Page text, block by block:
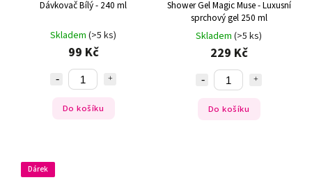
Dávkovač Bílý - 240 ml
Skladem (>5 ks)
99 Kč
Do košíku
Shower Gel Magic Muse - Luxusní
sprchový gel 250 ml
Skladem (>5 ks)
229 Kč
Do košíku
Dárek